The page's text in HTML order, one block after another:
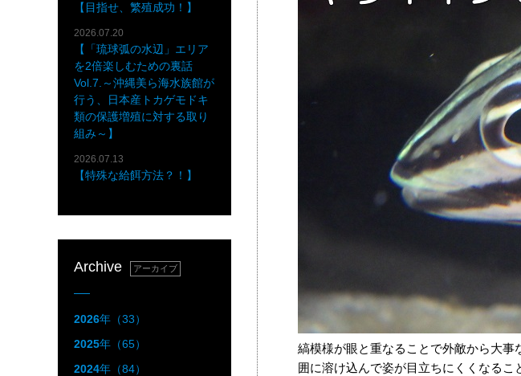
縞模様が眼と重なることで外敵から大
囲に溶け込んで姿が目立ちにくくなるこ
【目指せ、繁殖成功！】
2026.07.20
【「琉球弧の水辺」エリア
を2倍楽しむための裏話
Vol.7.～沖縄美ら海水族館が
行う、日本産トカゲモドキ
類の保護増殖に対する取り
組み～】
2026.07.13
【特殊な給餌方法？！】
Archive アーカイブ
2026年（33）
2025年（65）
2024年（84）